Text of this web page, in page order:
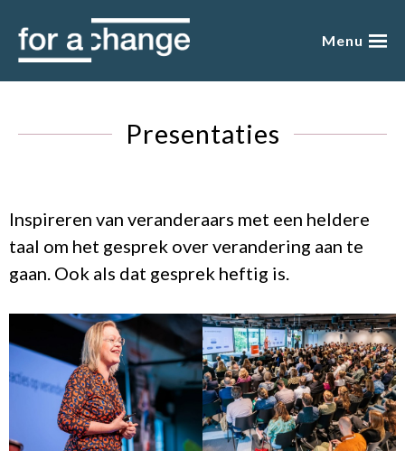
content
Menu
presentaties
boeken
winkel
gratis
contact
Presentaties
Inspireren van veranderaars met een heldere
taal om het gesprek over verandering aan te
gaan. Ook als dat gesprek heftig is.